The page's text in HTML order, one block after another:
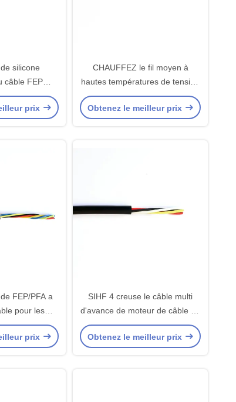
silicone
câble FEP
du noyau
noyau 9
prix
CHAUFFEZ le fil moyen à
hautes températures de tension
de 205 noyaux de MC 6
FEP/PFA Insulaton
Obtenez le meilleur prix
FEP/PFA a
pour les
températures
prix
SIHF 4 creuse le câble multi
d'avance de moteur de câble de
commande de noyau
Obtenez le meilleur prix